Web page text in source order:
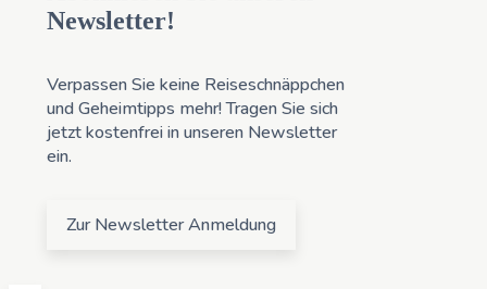
Newsletter!
Verpassen Sie keine Reiseschnäppchen
und Geheimtipps mehr! Tragen Sie sich
jetzt kostenfrei in unseren Newsletter
ein.
Zur Newsletter Anmeldung